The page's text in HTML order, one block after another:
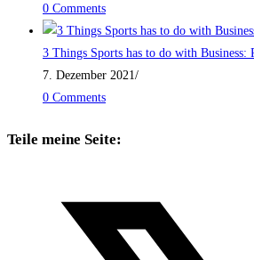
0 Comments
3 Things Sports has to do with Business:
7. Dezember 2021 /
0 Comments
Teile meine Seite: